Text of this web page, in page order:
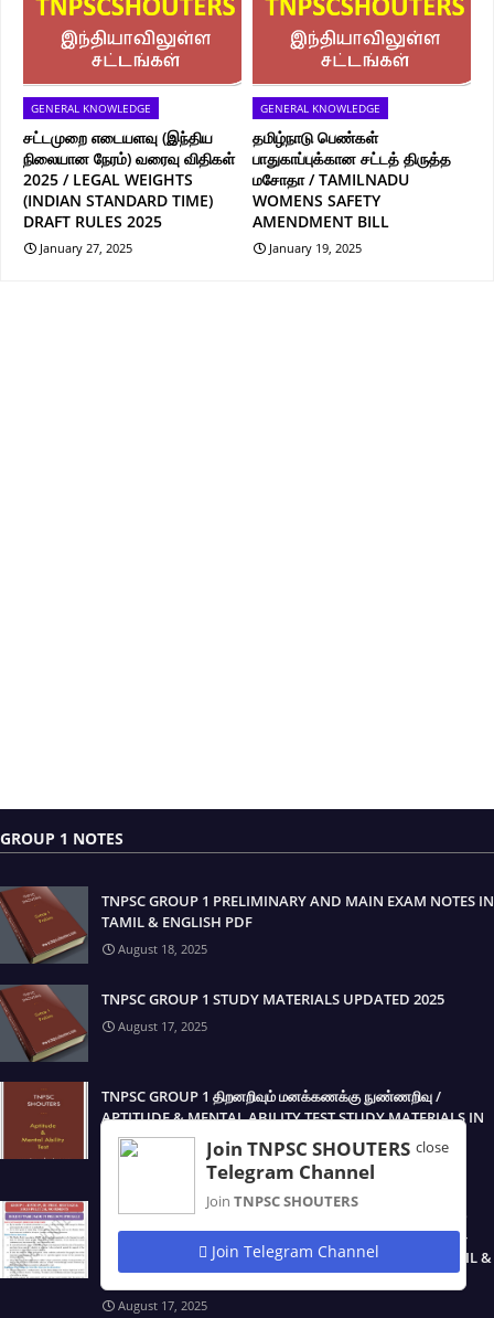
GENERAL KNOWLEDGE
சட்டமுறை எடையளவு (இந்திய
நிலையான நேரம்) வரைவு விதிகள்
2025 / LEGAL WEIGHTS
(INDIAN STANDARD TIME)
DRAFT RULES 2025
January 27, 2025
GENERAL KNOWLEDGE
தமிழ்நாடு பெண்கள்
பாதுகாப்புக்கான சட்டத் திருத்த
மசோதா / TAMILNADU
WOMENS SAFETY
AMENDMENT BILL
January 19, 2025
GROUP 1 NOTES
TNPSC GROUP 1 PRELIMINARY AND MAIN EXAM NOTES IN
TAMIL & ENGLISH PDF
August 18, 2025
TNPSC GROUP 1 STUDY MATERIALS UPDATED 2025
August 17, 2025
TNPSC GROUP 1 திறனறிவும் மனக்கணக்கு நுண்ணறிவு /
APTITUDE & MENTAL ABILITY TEST STUDY MATERIALS IN
TAMIL & ENGLISH PDF
August 17, 2025
TNPSC GROUP 1 தமிழ்நாட்டின் வரலாறு, மரபு, பண்பாடு மற்றும்
சமூக அரசியல் / HISTORY, CULTURE, HERITAGE & SOCIO-
POLITICAL MOVEMENT IN TAMILNADU NOTES IN TAMIL &
ENGLISH PDF
August 17, 2025
close
Join TNPSC SHOUTERS
Telegram Channel
Join TNPSC SHOUTERS
Join Telegram Channel